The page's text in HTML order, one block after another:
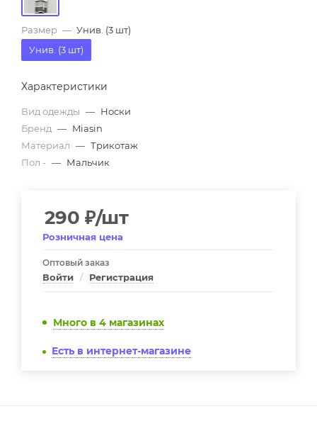
Размер — Унив. (3 шт)
Унив. (3 шт)
Характеристики
Вид одежды — Носки
Бренд — Miasin
Материал — Трикотаж
Пол - — Мальчик
290 ₽/шт
Розничная цена
Оптовый заказ
Войти / Регистрация
Много в 4 магазинах
Есть в интернет-магазине